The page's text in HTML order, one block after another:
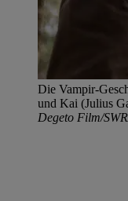
Die Vampir-
und Kai (Julius
Degeto Film/